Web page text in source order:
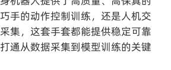
手的动作控制训练，还是人机交
集，这套手套都能提供稳定可靠
通从数据采集到模型训练的关键